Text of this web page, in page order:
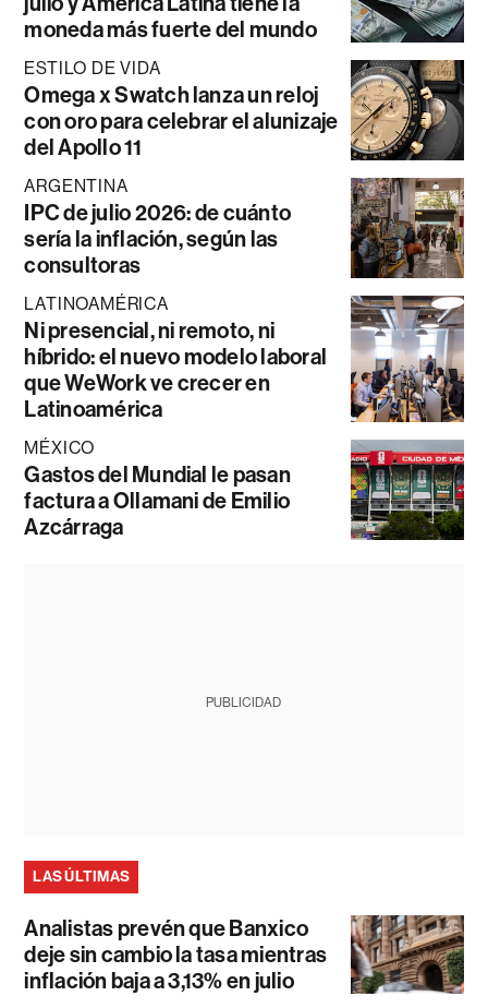
moneda más fuerte del mundo
ESTILO DE VIDA
Omega x Swatch lanza un reloj
con oro para celebrar el alunizaje
del Apollo 11
ARGENTINA
IPC de julio 2026: de cuánto
sería la inflación, según las
consultoras
LATINOAMÉRICA
Ni presencial, ni remoto, ni
híbrido: el nuevo modelo laboral
que WeWork ve crecer en
Latinoamérica
MÉXICO
Gastos del Mundial le pasan
factura a Ollamani de Emilio
Azcárraga
PUBLICIDAD
LAS ÚLTIMAS
Analistas prevén que Banxico
deje sin cambio la tasa mientras
inflación baja a 3,13% en julio